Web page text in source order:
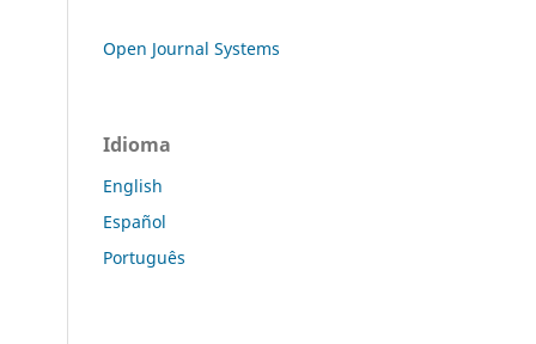
Open Journal Systems
Idioma
English
Español
Português